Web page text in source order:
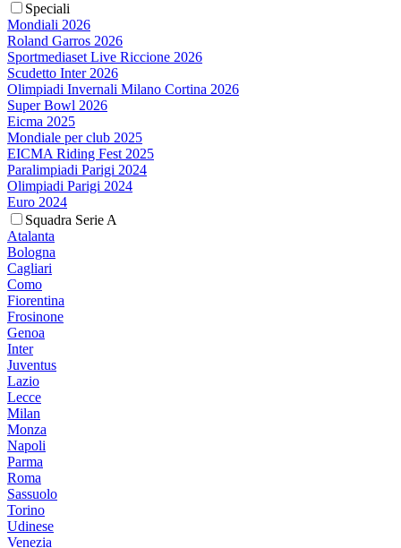
Speciali
Mondiali 2026
Roland Garros 2026
Sportmediaset Live Riccione 2026
Scudetto Inter 2026
Olimpiadi Invernali Milano Cortina 2026
Super Bowl 2026
Eicma 2025
Mondiale per club 2025
EICMA Riding Fest 2025
Paralimpiadi Parigi 2024
Olimpiadi Parigi 2024
Euro 2024
Squadra Serie A
Atalanta
Bologna
Cagliari
Como
Fiorentina
Frosinone
Genoa
Inter
Juventus
Lazio
Lecce
Milan
Monza
Napoli
Parma
Roma
Sassuolo
Torino
Udinese
Venezia